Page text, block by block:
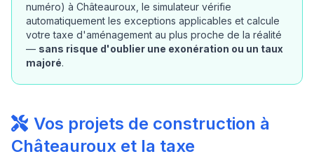
numéro) à Châteauroux, le simulateur vérifie
automatiquement les exceptions applicables et calcule
votre taxe d'aménagement au plus proche de la réalité
— sans risque d'oublier une exonération ou un taux
majoré.
Vos projets de construction à
Châteauroux et la taxe